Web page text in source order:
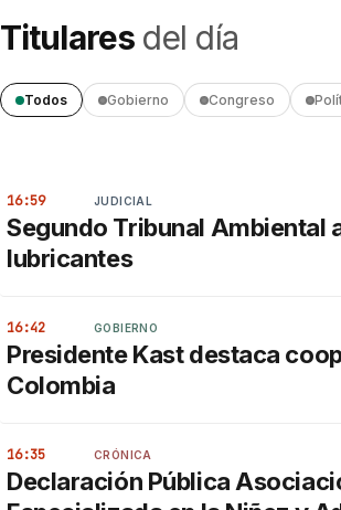
Titulares del día
Todos Gobierno Congreso
16:59 JUDICIAL
Segundo Tribunal Ambiental
lubricantes
16:42 GOBIERNO
Presidente Kast destaca
Colombia
16:35 CRÓNICA
Declaración Pública